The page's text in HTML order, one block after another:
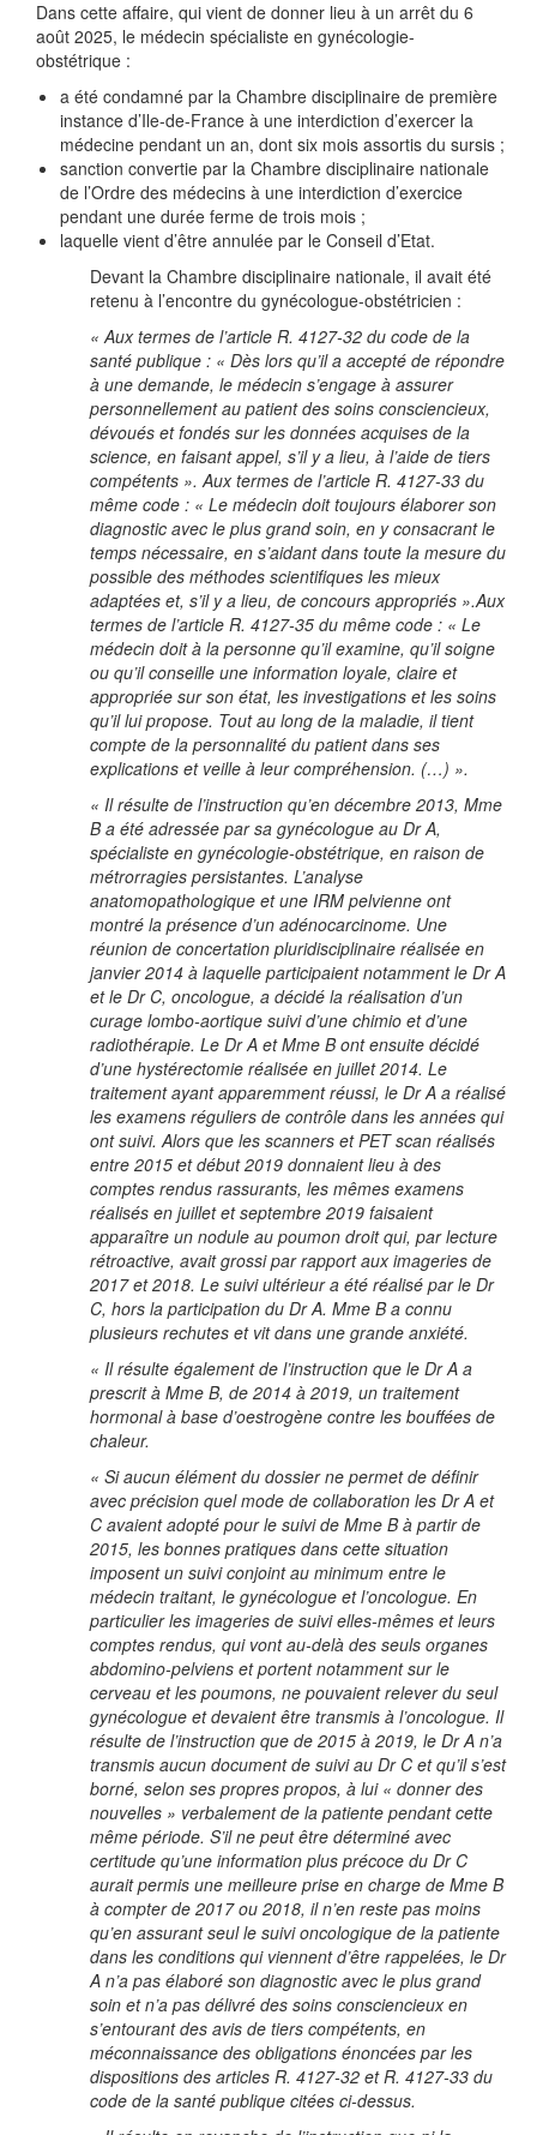
Dans cette affaire, qui vient de donner lieu à un arrêt du 6
août 2025, le médecin spécialiste en gynécologie-
obstétrique :
a été condamné par la Chambre disciplinaire de première
instance d’Ile-de-France à une interdiction d’exercer la
médecine pendant un an, dont six mois assortis du sursis ;
sanction convertie par la Chambre disciplinaire nationale
de l’Ordre des médecins à une interdiction d’exercice
pendant une durée ferme de trois mois ;
laquelle vient d’être annulée par le Conseil d’Etat.
Devant la Chambre disciplinaire nationale, il avait été
retenu à l’encontre du gynécologue-obstétricien :
« Aux termes de l’article R. 4127-32 du code de la
santé publique : « Dès lors qu’il a accepté de répondre
à une demande, le médecin s’engage à assurer
personnellement au patient des soins consciencieux,
dévoués et fondés sur les données acquises de la
science, en faisant appel, s’il y a lieu, à l’aide de tiers
compétents ». Aux termes de l’article R. 4127-33 du
même code : « Le médecin doit toujours élaborer son
diagnostic avec le plus grand soin, en y consacrant le
temps nécessaire, en s’aidant dans toute la mesure du
possible des méthodes scientifiques les mieux
adaptées et, s’il y a lieu, de concours appropriés ».Aux
termes de l’article R. 4127-35 du même code : « Le
médecin doit à la personne qu’il examine, qu’il soigne
ou qu’il conseille une information loyale, claire et
appropriée sur son état, les investigations et les soins
qu’il lui propose. Tout au long de la maladie, il tient
compte de la personnalité du patient dans ses
explications et veille à leur compréhension. (…) ».
« Il résulte de l’instruction qu’en décembre 2013, Mme
B a été adressée par sa gynécologue au Dr A,
spécialiste en gynécologie-obstétrique, en raison de
métrorragies persistantes. L’analyse
anatomopathologique et une IRM pelvienne ont
montré la présence d’un adénocarcinome. Une
réunion de concertation pluridisciplinaire réalisée en
janvier 2014 à laquelle participaient notamment le Dr A
et le Dr C, oncologue, a décidé la réalisation d’un
curage lombo-aortique suivi d’une chimio et d’une
radiothérapie. Le Dr A et Mme B ont ensuite décidé
d’une hystérectomie réalisée en juillet 2014. Le
traitement ayant apparemment réussi, le Dr A a réalisé
les examens réguliers de contrôle dans les années qui
ont suivi. Alors que les scanners et PET scan réalisés
entre 2015 et début 2019 donnaient lieu à des
comptes rendus rassurants, les mêmes examens
réalisés en juillet et septembre 2019 faisaient
apparaître un nodule au poumon droit qui, par lecture
rétroactive, avait grossi par rapport aux imageries de
2017 et 2018. Le suivi ultérieur a été réalisé par le Dr
C, hors la participation du Dr A. Mme B a connu
plusieurs rechutes et vit dans une grande anxiété.
« Il résulte également de l’instruction que le Dr A a
prescrit à Mme B, de 2014 à 2019, un traitement
hormonal à base d’oestrogène contre les bouffées de
chaleur.
« Si aucun élément du dossier ne permet de définir
avec précision quel mode de collaboration les Dr A et
C avaient adopté pour le suivi de Mme B à partir de
2015, les bonnes pratiques dans cette situation
imposent un suivi conjoint au minimum entre le
médecin traitant, le gynécologue et l’oncologue. En
particulier les imageries de suivi elles-mêmes et leurs
comptes rendus, qui vont au-delà des seuls organes
abdomino-pelviens et portent notamment sur le
cerveau et les poumons, ne pouvaient relever du seul
gynécologue et devaient être transmis à l’oncologue. Il
résulte de l’instruction que de 2015 à 2019, le Dr A n’a
transmis aucun document de suivi au Dr C et qu’il s’est
borné, selon ses propres propos, à lui « donner des
nouvelles » verbalement de la patiente pendant cette
même période. S’il ne peut être déterminé avec
certitude qu’une information plus précoce du Dr C
aurait permis une meilleure prise en charge de Mme B
à compter de 2017 ou 2018, il n’en reste pas moins
qu’en assurant seul le suivi oncologique de la patiente
dans les conditions qui viennent d’être rappelées, le Dr
A n’a pas élaboré son diagnostic avec le plus grand
soin et n’a pas délivré des soins consciencieux en
s’entourant des avis de tiers compétents, en
méconnaissance des obligations énoncées par les
dispositions des articles R. 4127-32 et R. 4127-33 du
code de la santé publique citées ci-dessus.